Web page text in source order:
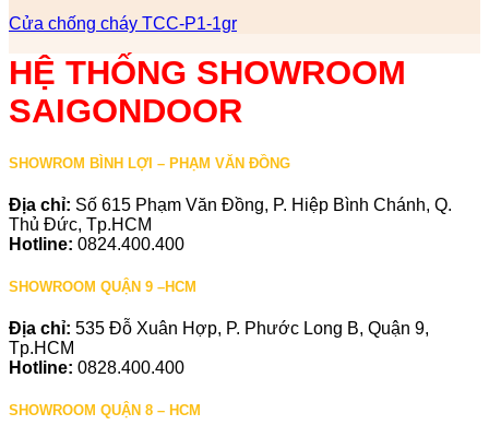
Cửa chống cháy TCC-P1-1gr
HỆ THỐNG SHOWROOM
SAIGONDOOR
SHOWROM BÌNH LỢI – PHẠM VĂN ĐỒNG
Địa chỉ: Số 615 Phạm Văn Đồng, P. Hiệp Bình Chánh, Q.
Thủ Đức, Tp.HCM
Hotline: 0824.400.400
SHOWROOM QUẬN 9 –HCM
Địa chỉ: 535 Đỗ Xuân Hợp, P. Phước Long B, Quận 9,
Tp.HCM
Hotline: 0828.400.400
SHOWROOM QUẬN 8 – HCM